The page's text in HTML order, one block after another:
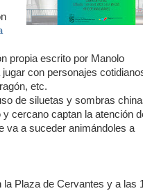
propia escrito por Manolo
con personajes
etc.
de siluetas y sombras
cercano captan la atención
va a suceder animándoles a
Plaza de Cervantes y a las